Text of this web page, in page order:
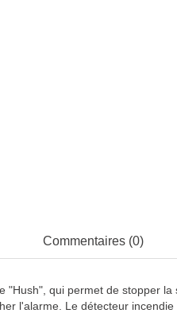
Commentaires (0)
qui permet de stopper la
l'alarme. Le détecteur